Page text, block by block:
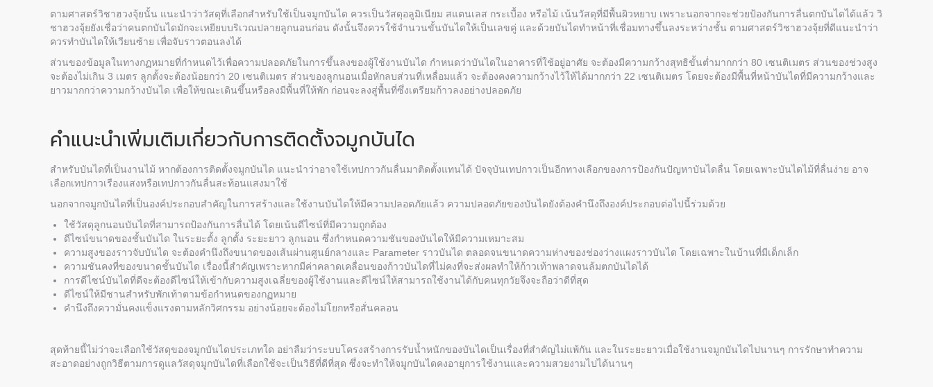
ตามศาสตร์วิชาฮวงจุ้ยนั้น แนะนำว่าวัสดุที่เลือกสำหรับใช้เป็นจมูกบันได ควรเป็นวัสดุอลูมิเนียม สแตนเลส กระเบื้อง หรือไม้ เน้นวัสดุที่มีพื้นผิวหยาบ เพราะนอกจากจะช่วยป้องกันการลื่นตกบันไดได้แล้ว วิ
ชาฮวงจุ้ยยังเชื่อว่าคนตกบันไดมักจะเหยียบบริเวณปลายลูกนอนก่อน ดังนั้นจึงควรใช้จำนวนขั้นบันไดให้เป็นเลขคู่ และด้วยบันไดทำหน้าที่เชื่อมทางขึ้นลงระหว่างชั้น ตามศาสตร์วิชาฮวงจุ้ยที่ดีแนะนำว่า
ควรทำบันไดให้เวียนซ้าย เพื่อจับราวตอนลงได้
ส่วนของข้อมูลในทางกฏหมายที่กำหนดไว้เพื่อความปลอดภัยในการขึ้นลงของผู้ใช้งานบันได กำหนดว่าบันไดในอาคารที่ใช้อยู่อาศัย จะต้องมีความกว้างสุทธิขั้นต่ำมากกว่า 80 เซนติเมตร ส่วนของช่วงสูง
จะต้องไม่เกิน 3 เมตร ลูกตั้งจะต้องน้อยกว่า 20 เซนติเมตร ส่วนของลูกนอนเมื่อหักลบส่วนที่เหลื่อมแล้ว จะต้องคงความกว้างไว้ให้ได้มากกว่า 22 เซนติเมตร โดยจะต้องมีพื้นที่หน้าบันไดที่มีความกว้างและ
ยาวมากกว่าความกว้างบันได เพื่อให้ขณะเดินขึ้นหรือลงมีพื้นที่ให้พัก ก่อนจะลงสู่พื้นที่ซึ่งเตรียมก้าวลงอย่างปลอดภัย
คำแนะนำเพิ่มเติมเกี่ยวกับการติดตั้งจมูกบันได
สำหรับบันไดที่เป็นงานไม้ หากต้องการติดตั้งจมูกบันได แนะนำว่าอาจใช้เทปกาวกันลื่นมาติดตั้งแทนได้ ปัจจุบันเทปกาวเป็นอีกทางเลือกของการป้องกันปัญหาบันไดลื่น โดยเฉพาะบันไดไม้ที่ลื่นง่าย อาจ
เลือกเทปกาวเรืองแสงหรือเทปกาวกันลื่นสะท้อนแสงมาใช้
นอกจากจมูกบันไดที่เป็นองค์ประกอบสำคัญในการสร้างและใช้งานบันไดให้มีความปลอดภัยแล้ว ความปลอดภัยของบันไดยังต้องคำนึงถึงองค์ประกอบต่อไปนี้ร่วมด้วย
ใช้วัสดุลูกนอนบันไดที่สามารถป้องกันการลื่นได้ โดยเน้นดีไซน์ที่มีความถูกต้อง
ดีไซน์ขนาดของชั้นบันได ในระยะตั้ง ลูกตั้ง ระยะยาว ลูกนอน ซึ่งกำหนดความชันของบันไดให้มีความเหมาะสม
ความสูงของราวจับบันได จะต้องคำนึงถึงขนาดของเส้นผ่านศูนย์กลางและ Parameter ราวบันได ตลอดจนขนาดความห่างของช่องว่างแผงราวบันได โดยเฉพาะในบ้านที่มีเด็กเล็ก
ความชันคงที่ของขนาดชั้นบันได เรื่องนี้สำคัญเพราะหากมีค่าคลาดเคลื่อนของก้าวบันไดที่ไม่คงที่จะส่งผลทำให้ก้าวเท้าพลาดจนล้มตกบันไดได้
การดีไซน์บันไดที่ดีจะต้องดีไซน์ให้เข้ากับความสูงเฉลี่ยของผู้ใช้งานและดีไซน์ให้สามารถใช้งานได้กับคนทุกวัยจึงจะถือว่าดีที่สุด
ดีไซน์ให้มีชานสำหรับพักเท้าตามข้อกำหนดของกฏหมาย
คำนึงถึงความั่นคงแข็งแรงตามหลักวิศกรรม อย่างน้อยจะต้องไม่โยกหรือสั่นคลอน
สุดท้ายนี้ไม่ว่าจะเลือกใช้วัสดุของจมูกบันไดประเภทใด อย่าลืมว่าระบบโครงสร้างการรับน้ำหนักของบันไดเป็นเรื่องที่สำคัญไม่แพ้กัน และในระยะยาวเมื่อใช้งานจมูกบันไดไปนานๆ การรักษาทำความ
สะอาดอย่างถูกวิธีตามการดูแลวัสดุจมูกบันไดที่เลือกใช้จะเป็นวิธีที่ดีที่สุด ซึ่งจะทำให้จมูกบันไดคงอายุการใช้งานและความสวยงามไปได้นานๆ